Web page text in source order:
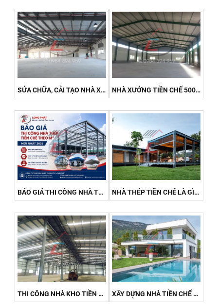
SỬA CHỮA, CẢI TẠO NHÀ XƯỞNG TIỀN CHẾ CŨ XUỐNG CẤP - NHANH, TRIỆT ĐỂ 2026 NHÀ XƯỞNG TIỀN CHẾ 500M² - 1000M²: CHI PHÍ VÀ THỜI GIAN THI CÔNG 2026
BÁO GIÁ THI CÔNG NHÀ THÉP TIỀN CHẾ THEO M² MỚI NHẤT 2026 NHÀ THÉP TIỀN CHẾ LÀ GÌ? CẤU TẠO, ƯU ĐIỂM VÀ ỨNG DỤNG PHỔ BIẾN 2026
THI CÔNG NHÀ KHO TIỀN CHẾ TẠI ĐẤT ĐỎ - BẢO QUẢN HÀNG HÓA BỀN VỮNG 2026 XÂY DỰNG NHÀ TIỀN CHẾ NGHỈ DƯỠNG TẠI XUYÊN MỘC (HỒ TRÀM) - NHANH, ĐẸP, TIẾT KIỆM 2026